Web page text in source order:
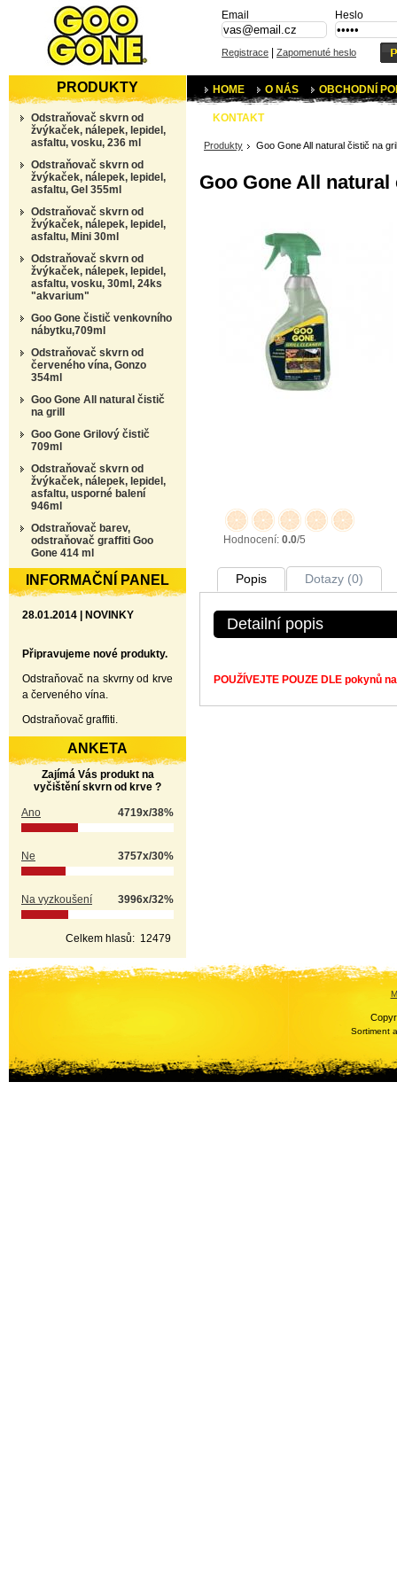
Email Heslo
Registrace | Zapomenuté heslo
PRODUKTY
Odstraňovač skvrn od
žvýkaček, nálepek, lepidel,
asfaltu, vosku, 236 ml
Odstraňovač skvrn od
žvýkaček, nálepek, lepidel,
asfaltu, Gel 355ml
Odstraňovač skvrn od
žvýkaček, nálepek, lepidel,
asfaltu, Mini 30ml
Odstraňovač skvrn od
žvýkaček, nálepek, lepidel,
asfaltu, vosku, 30ml, 24ks
"akvarium"
Goo Gone čistič venkovního
nábytku,709ml
Odstraňovač skvrn od
červeného vína, Gonzo
354ml
Goo Gone All natural čistič
na grill
Goo Gone Grilový čistič
709ml
Odstraňovač skvrn od
žvýkaček, nálepek, lepidel,
asfaltu, usporné balení
946ml
Odstraňovač barev,
odstraňovač graffiti Goo
Gone 414 ml
INFORMAČNÍ PANEL
28.01.2014 | NOVINKY
Připravujeme nové produkty.
Odstraňovač na skvrny od krve
a červeného vína.
Odstraňovač graffiti.
ANKETA
Zajímá Vás produkt na
vyčištění skvrn od krve ?
4719x/38%
Ano
3757x/30%
Ne
3996x/32%
Na vyzkoušení
Celkem hlasů: 12479
HOME O NÁS OBCHODNÍ
KONTAKT
Produkty Goo Gone All natural čistič na
Goo Gone All
Hodnocení: 0.0/5
Popis Dotazy (0)
Detailní popis
POUŽÍVEJTE POUZE DLE pokynů
Sortiment